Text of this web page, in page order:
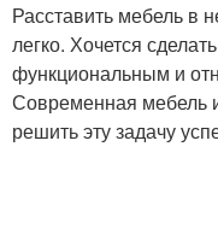
Расставить мебель в
легко. Хочется
функциональным и
Современная мебель
решить эту задачу